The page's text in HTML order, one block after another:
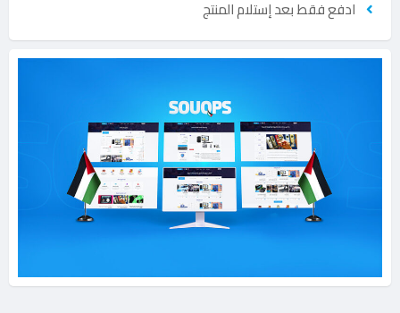
ادفع فقط بعد إستلام المنتج